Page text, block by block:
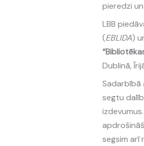
pieredzi
LBB
(EBLIDA)
Dublinā,
Sadarbībā
segtu
segsim arī